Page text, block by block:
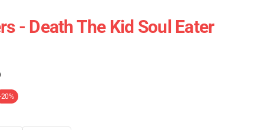
- Death The Kid Soul Eater
-20%